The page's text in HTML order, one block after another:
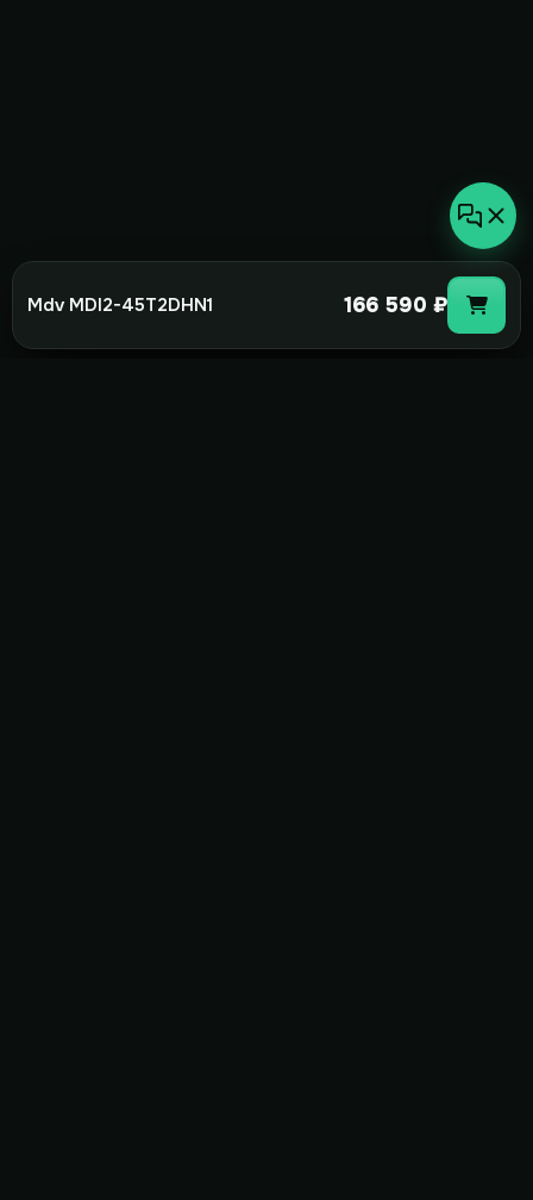
Mdv MDI2-45T2DHN1 166 590 ₽